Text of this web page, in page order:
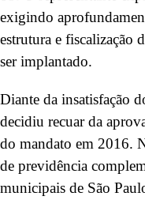
exigindo
estrutura e fiscalização
ser implantado.
Diante da insatisfação
decidiu recuar da
do mandato em 2016.
de previdência
municipais de São